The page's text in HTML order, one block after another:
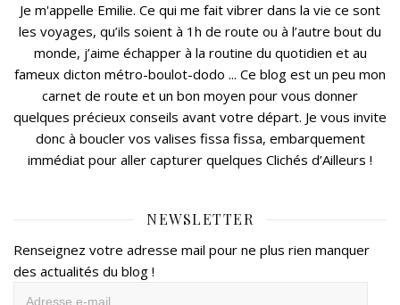
Je m'appelle Emilie. Ce qui me fait vibrer dans la vie ce sont
les voyages, qu’ils soient à 1h de route ou à l’autre bout du
monde, j’aime échapper à la routine du quotidien et au
fameux dicton métro-boulot-dodo ... Ce blog est un peu mon
carnet de route et un bon moyen pour vous donner
quelques précieux conseils avant votre départ. Je vous invite
donc à boucler vos valises fissa fissa, embarquement
immédiat pour aller capturer quelques Clichés d’Ailleurs !
NEWSLETTER
Renseignez votre adresse mail pour ne plus rien manquer
des actualités du blog !